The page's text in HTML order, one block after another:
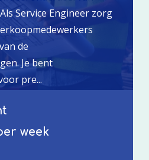
Service Engineer zorg
de
Je bent
pre...
week